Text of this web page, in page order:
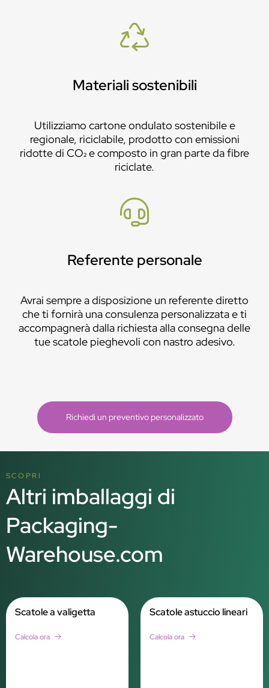
Materiali sostenibili
Utilizziamo cartone ondulato sostenibile e
regionale, riciclabile, prodotto con emissioni
ridotte di CO₂ e composto in gran parte da fibre
riciclate.
Referente personale
Avrai sempre a disposizione un referente diretto
che ti fornirà una consulenza personalizzata e ti
accompagnerà dalla richiesta alla consegna delle
tue scatole pieghevoli con nastro adesivo.
Richiedi un preventivo personalizzato
SCOPRI
Altri imballaggi di
Packaging-
Warehouse.com
Scatole a valigetta
Calcola ora
Scatole astuccio lineari
Calcola ora